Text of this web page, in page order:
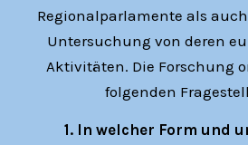
Regionalparlamente als
Untersuchung von deren
Aktivitäten. Die Forschung
folgenden
1. In welcher Form und